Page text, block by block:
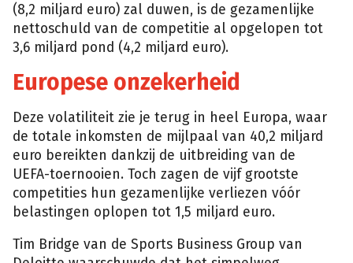
(8,2 miljard euro) zal duwen, is de gezamenlijke
nettoschuld van de competitie al opgelopen tot
3,6 miljard pond (4,2 miljard euro).
Europese onzekerheid
Deze volatiliteit zie je terug in heel Europa, waar
de totale inkomsten de mijlpaal van 40,2 miljard
euro bereikten dankzij de uitbreiding van de
UEFA-toernooien. Toch zagen de vijf grootste
competities hun gezamenlijke verliezen vóór
belastingen oplopen tot 1,5 miljard euro.
Tim Bridge van de Sports Business Group van